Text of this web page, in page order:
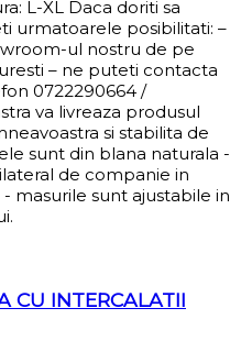
L-XL Daca doriti sa
urmatoarele posibilitati: –
ul nostru de pe
– ne puteti contacta
0722290664 /
va livreaza produsul
si stabilita de
sunt din blana naturala -
de companie in
masurile sunt ajustabile in
CU INTERCALATII